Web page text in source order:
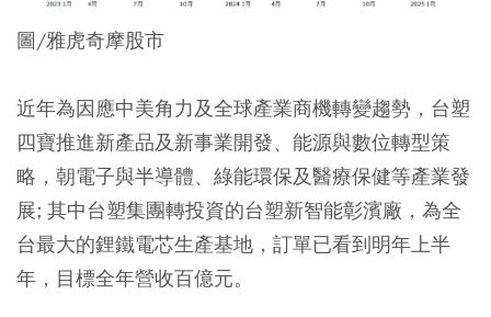
圖/雅虎奇摩股市
近年為因應中美角力及全球產業商機轉變趨勢，台塑
四寶推進新產品及新事業開發、能源與數位轉型策
略，朝電子與半導體、綠能環保及醫療保健等產業發
展; 其中台塑集團轉投資的台塑新智能彰濱廠，為全
台最大的鋰鐵電芯生產基地，訂單已看到明年上半
年，目標全年營收百億元。